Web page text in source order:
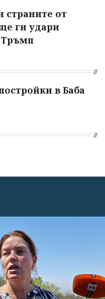
страните от
ги удари
Тръмп
в Баба